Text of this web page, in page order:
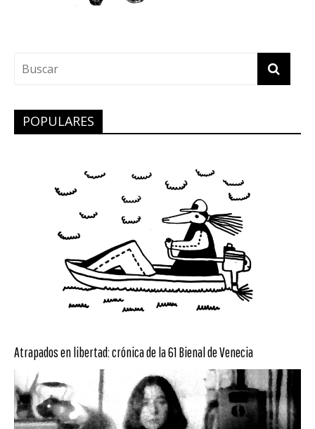
POPULARES
Atrapados en libertad: crónica de la 61 Bienal de Venecia